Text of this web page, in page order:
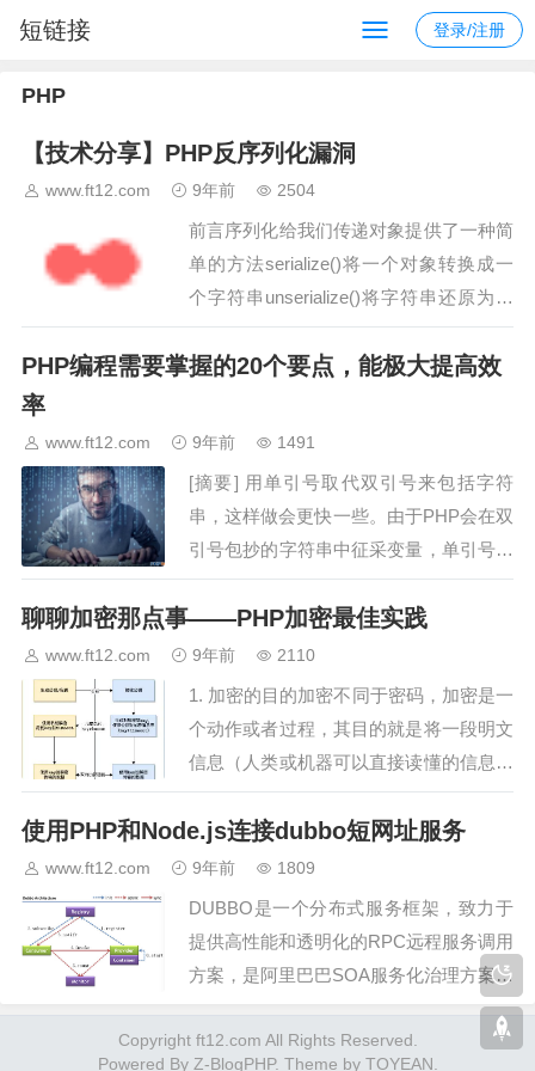
短链接 登录/注册
PHP
【技术分享】PHP反序列化漏洞
www.ft12.com 9年前 2504
前言序列化给我们传递对象提供了一种简
单的方法serialize()将一个对象转换成一
个字符串unserialize()将字符串还原为一
个对象。此类函数的使用本身没有危害，
但是传入反序列化函数的字符串用户可控
PHP编程需要掌握的20个要点，能极大提高效
率
www.ft12.com 9年前 1491
[摘要] 用单引号取代双引号来包括字符
串，这样做会更快一些。由于PHP会在双
引号包抄的字符串中征采变量，单引号则
不会，留意：只要echo能这么做，它是一
种能够把多个字符串看成参数的“函数”用
单引号取代双引号来包括字符串，这样做
会更快一些。…
聊聊加密那点事——PHP加密最佳实践
www.ft12.com 9年前 2110
1. 加密的目的加密不同于密码，加密是一
个动作或者过程，其目的就是将一段明文
信息（人类或机器可以直接读懂的信息）
变为一段看上去没有任何意义的字符，必
须通过事先约定的解密规则才能将信息转
换回有意义的可读信息，通过加密可以防
止非授权的信息窃取。…
使用PHP和Node.js连接dubbo短网址服务
www.ft12.com 9年前 1809
DUBBO是一个分布式服务框架，致力于
提供高性能和透明化的RPC远程服务调用
方案，是阿里巴巴SOA服务化治理方案的
核心框架，每天为2,000+个服务提供
3,000,000,000+次访问量支持，并被广泛
Copyright ft12.com All Rights Reserved.
Powered By Z-BlogPHP. Theme by TOYEAN